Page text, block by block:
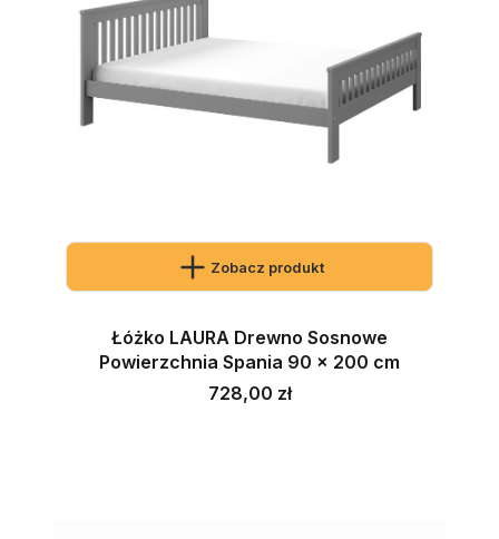
Zobacz produkt
Łóżko LAURA Drewno Sosnowe
Powierzchnia Spania 90 x 200 cm
Cena
728,00 zł